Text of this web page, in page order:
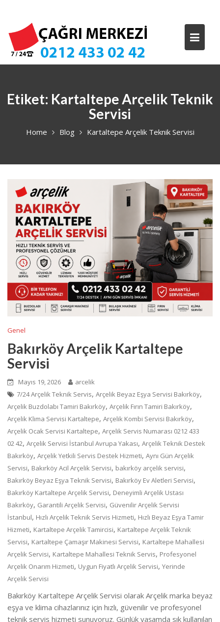
content
Etiket: Kartaltepe Arçelik Teknik
Servisi
Home Blog Kartaltepe Arçelik Teknik Servisi
Genel
Bakırköy Arçelik Kartaltepe
Servisi
Mayıs 19, 2026
arcelik
7/24 Arçelik Teknik Servis, Arçelik Beyaz Eşya Servisi Bakırköy,
Arçelik Buzdolabı Tamiri Bakırköy, Arçelik Fırın Tamiri Bakırköy,
Arçelik Klima Servisi Kartaltepe, Arçelik Kombi Servisi Bakırköy,
Arçelik Ocak Servisi Kartaltepe, Arçelik Servis Numarası 0212 433
02 42, Arçelik Servisi İstanbul Avrupa Yakası, Arçelik Teknik Destek
Bakırköy, Arçelik Yetkili Servis Destek Hizmeti, Aynı Gün Arçelik
Servisi, Bakırköy Acil Arçelik Servisi, bakırköy arçelik servisi,
Bakırköy Beyaz Eşya Teknik Servisi, Bakırköy Ev Aletleri Servisi,
Bakırköy Kartaltepe Arçelik Servisi, Deneyimli Arçelik Ustası
Bakırköy, Garantili Arçelik Servisi, Güvenilir Arçelik Servisi
İstanbul, Hızlı Arçelik Teknik Servis Hizmeti, Hızlı Beyaz Eşya Tamir
Hizmeti, Kartaltepe Arçelik Tamircisi, Kartaltepe Arçelik Teknik
Servisi, Kartaltepe Çamaşır Makinesi Servisi, Kartaltepe Mahallesi
Arçelik Servisi, Kartaltepe Mahallesi Teknik Servis, Profesyonel
Arçelik Onarım Hizmeti, Uygun Fiyatlı Arçelik Servisi, Yerinde
Arçelik Servisi
Bakırköy Kartaltepe Arçelik Servisi olarak Arçelik marka beyaz
eşya ve klima cihazlarınız için hızlı, güvenilir ve profesyonel
teknik servis hizmeti sunuyoruz. Günlük yaşamda sık kullanılan